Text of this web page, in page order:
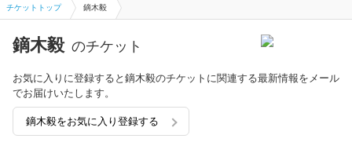
チケットトップ 鏑木毅
鏑木毅 のチケット
お気に入りに登録すると鏑木毅のチケットに関連する最新情報をメール
でお届けいたします。
鏑木毅をお気に入り登録する